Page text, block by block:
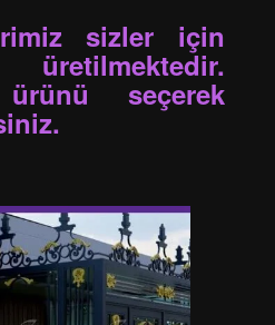
sizler için
seçerek